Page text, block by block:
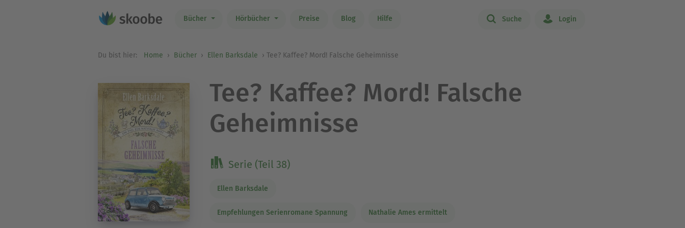
Bücher Hörbücher Preise Blog Hilfe Suche Login
Du bist hier: Home Bücher Ellen Barksdale Tee? Kaffee? Mord! Falsche Geheimnisse
Tee? Kaffee? Mord! Falsche
Geheimnisse
Serie (Teil 38)
Ellen Barksdale
Empfehlungen Serienromane Spannung Nathalie Ames ermittelt